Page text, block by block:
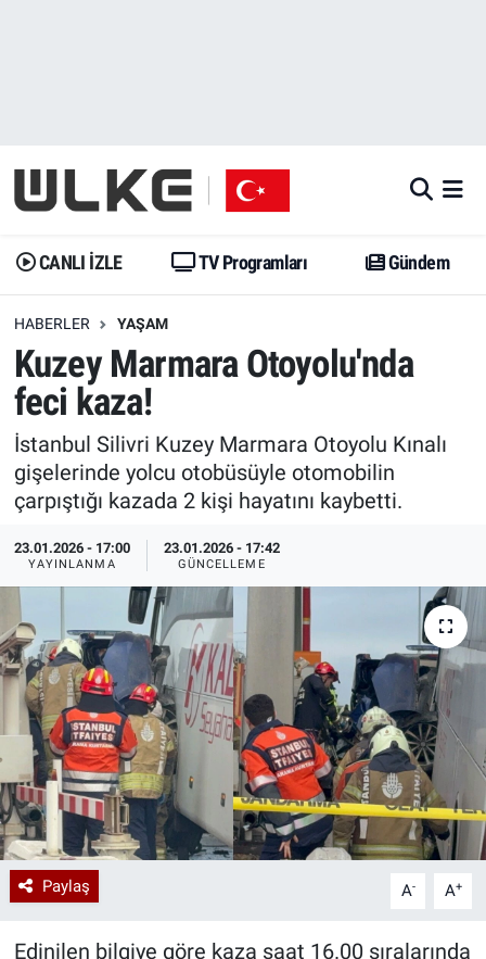
CANLI İZLE TV Programları Gündem
HABERLER YAŞAM
Kuzey Marmara Otoyolu'nda
feci kaza!
İstanbul Silivri Kuzey Marmara Otoyolu Kınalı
gişelerinde yolcu otobüsüyle otomobilin
çarpıştığı kazada 2 kişi hayatını kaybetti.
23.01.2026 - 17:00
YAYINLANMA
23.01.2026 - 17:42
GÜNCELLEME
Paylaş A- A+
Edinilen bilgiye göre kaza saat 16.00 sıralarında
Gündem
Dünya
Erişim Bilgileri
Ekonomi
Trend
Yazarlar
Gündem
Trend
Erişim Bilgileri
Spor
Ekonomi
Medya
Özel Haberler
Kadın
Erişim Bilgileri
Sağlık
Teknoloji
İstanbul Namaz Vakitleri
Trafik Durumu
Erişim Bilgileri
Tüm Manşetler
Son Dakika Haberleri